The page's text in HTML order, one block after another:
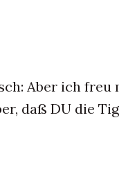
Aber ich freu
daß DU die